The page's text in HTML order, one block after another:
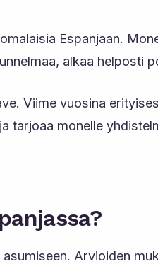
Espanjaan.
alkaa helposti
Viime vuosina
tarjoaa monelle
Arvioiden